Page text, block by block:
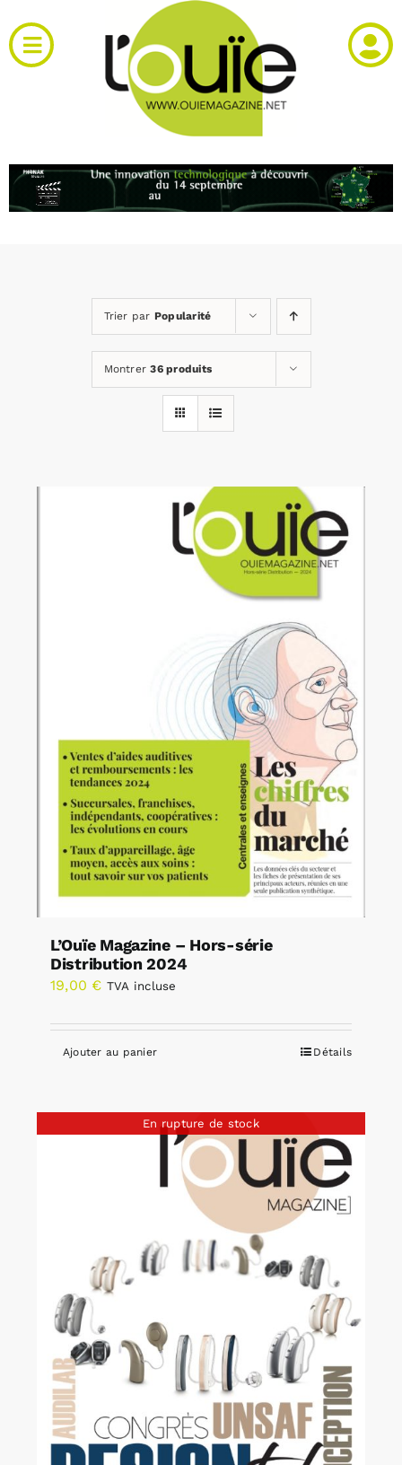
au
contenu
Toggle
Navigation
RH et emploi
Trier par Popularité
Montrer36 produits
L’Ouïe Magazine – Hors-série
Distribution 2024
19,00 € TVA incluse
Ajouter au panier Détails
En rupture de stock